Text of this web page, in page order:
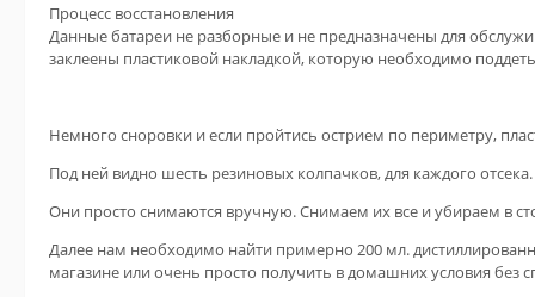
Процесс восстановления
Данные батареи не разборные и не предназначены для
заклеены пластиковой накладкой, которую необходимо
Немного сноровки и если пройтись острием по периметру,
Под ней видно шесть резиновых колпачков, для каждого
Они просто снимаются вручную. Снимаем их все и убираем в
Далее нам необходимо найти примерно 200 мл.
магазине или очень просто получить в домашних условия без